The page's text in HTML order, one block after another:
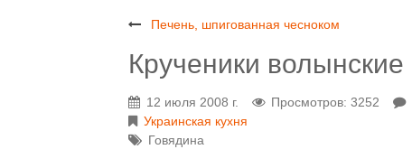
Печень, шпигованная чесноком
Крученики волынские
12 июля 2008 г. Просмотров: 3252
Украинская кухня
Говядина